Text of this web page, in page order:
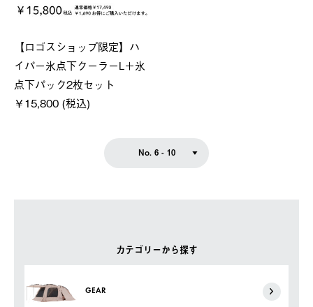
カテゴリーから探す
GEAR
【ロゴスショップ限定】ハ
イパー氷点下クーラーL＋氷
点下パック2枚セット
￥15,800 (税込)
No. 6 - 10